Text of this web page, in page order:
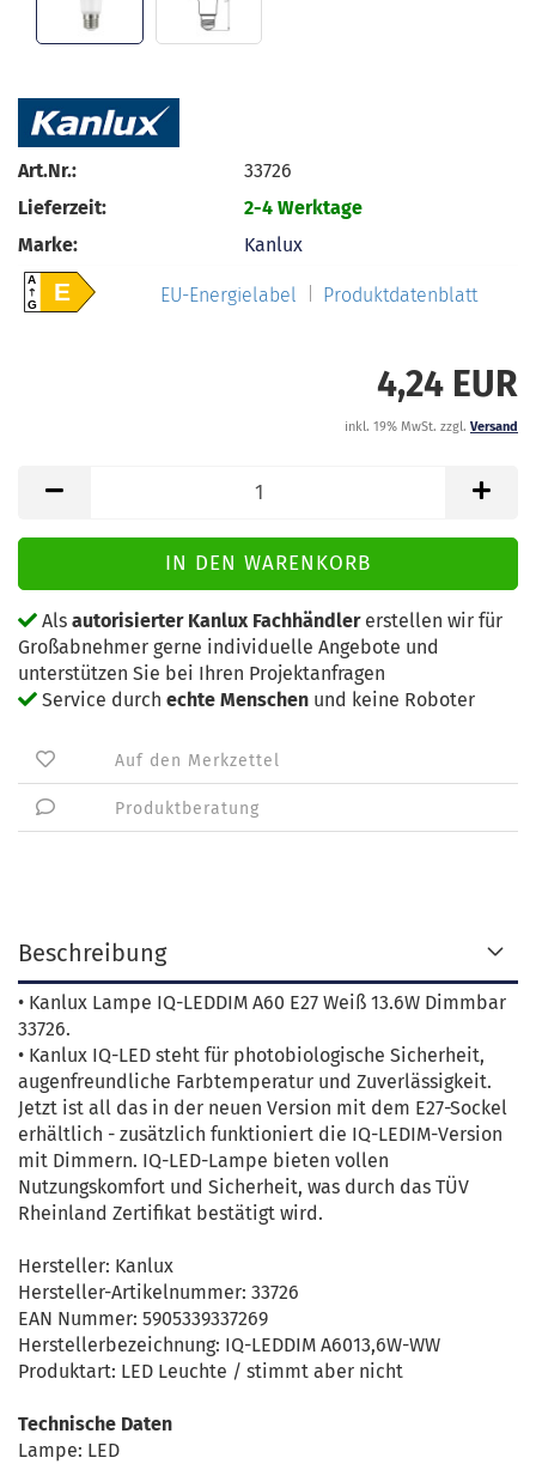
Art.Nr.:
33726
Lieferzeit:
2-4 Werktage
Marke:
Kanlux
A
GE EU-Energielabel Produktdatenblatt
4,24 EUR
inkl. 19% MwSt. zzgl. Versand
Als autorisierter Kanlux Fachhändlererstellen wir für
Großabnehmer gerne individuelle Angebote und
unterstützen Sie bei Ihren Projektanfragen
Service durch echte Menschen und keine Roboter
Auf den Merkzettel
Produktberatung
Beschreibung
• Kanlux Lampe IQ-LEDDIM A60 E27 Weiß 13.6W Dimmbar
33726.
• Kanlux IQ-LED steht für photobiologische Sicherheit,
augenfreundliche Farbtemperatur und Zuverlässigkeit.
Jetzt ist all das in der neuen Version mit dem E27-Sockel
erhältlich - zusätzlich funktioniert die IQ-LEDIM-Version
mit Dimmern. IQ-LED-Lampe bieten vollen
Nutzungskomfort und Sicherheit, was durch das TÜV
Rheinland Zertifikat bestätigt wird.
Hersteller: Kanlux
Hersteller-Artikelnummer: 33726
EAN Nummer: 5905339337269
Herstellerbezeichnung: IQ-LEDDIM A6013,6W-WW
Produktart: LED Leuchte / stimmt aber nicht
Technische Daten
Lampe: LED